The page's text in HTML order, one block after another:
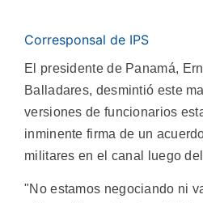
Corresponsal de IPS
El presidente de Panamá,
Balladares, desmintió este
versiones de funcionarios
inminente firma de un
militares en el canal luego
"No estamos negociando ni